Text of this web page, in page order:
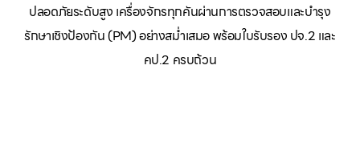
ปลอดภัยระดับสูง เครื่องจักรทุกคันผ่านการตรวจสอบและบำรุง
รักษาเชิงป้องกัน (PM) อย่างสม่ำเสมอ พร้อมใบรับรอง ปจ.2 และ
คป.2 ครบถ้วน